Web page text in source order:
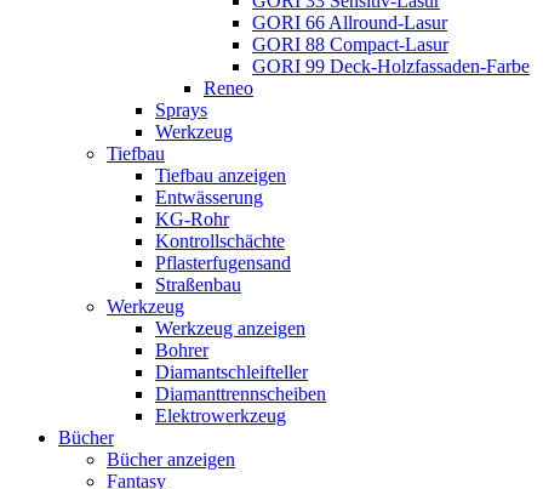
GORI 66 Allround-Lasur
GORI 88 Compact-Lasur
GORI 99 Deck-Holzfassaden-Farbe
Reneo
Sprays
Werkzeug
Tiefbau
Tiefbau anzeigen
Entwässerung
KG-Rohr
Kontrollschächte
Pflasterfugensand
Straßenbau
Werkzeug
Werkzeug anzeigen
Bohrer
Diamantschleifteller
Diamanttrennscheiben
Elektrowerkzeug
Bücher
Bücher anzeigen
Fantasy